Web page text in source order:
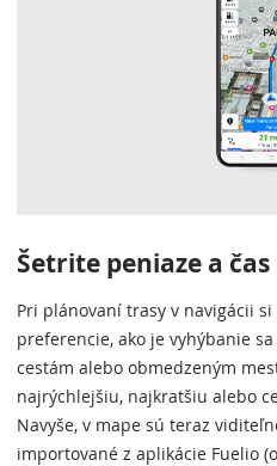
Šetrite peniaze a čas
Pri plánovaní trasy v navigácii
preferencie, ako je vyhýbanie
cestám alebo obmedzeným
najrýchlejšiu, najkratšiu alebo
Navyše, v mape sú teraz
importované z aplikácie Fuelio